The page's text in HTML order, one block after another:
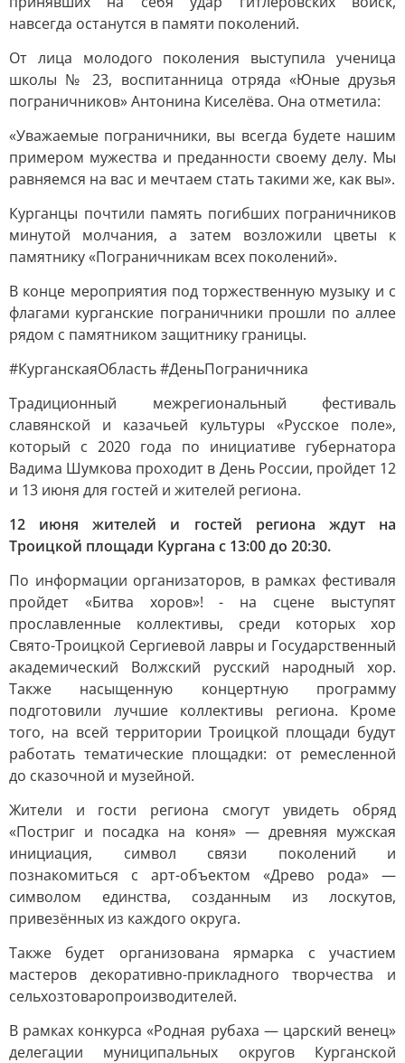
навсегда останутся в памяти поколений.
От лица молодого поколения выступила ученица
школы № 23, воспитанница отряда «Юные друзья
пограничников» Антонина Киселёва. Она отметила:
«Уважаемые пограничники, вы всегда будете нашим
примером мужества и преданности своему делу. Мы
равняемся на вас и мечтаем стать такими же, как вы».
Курганцы почтили память погибших пограничников
минутой молчания, а затем возложили цветы к
памятнику «Пограничникам всех поколений».
В конце мероприятия под торжественную музыку и с
флагами курганские пограничники прошли по аллее
рядом с памятником защитнику границы.
#КурганскаяОбласть #ДеньПограничника
Традиционный межрегиональный фестиваль
славянской и казачьей культуры «Русское поле»,
который с 2020 года по инициативе губернатора
Вадима Шумкова проходит в День России, пройдет 12
и 13 июня для гостей и жителей региона.
12 июня жителей и гостей региона ждут на
Троицкой площади Кургана с 13:00 до 20:30.
По информации организаторов, в рамках фестиваля
пройдет «Битва хоров»! - на сцене выступят
прославленные коллективы, среди которых хор
Свято-Троицкой Сергиевой лавры и Государственный
академический Волжский русский народный хор.
Также насыщенную концертную программу
подготовили лучшие коллективы региона. Кроме
того, на всей территории Троицкой площади будут
работать тематические площадки: от ремесленной
до сказочной и музейной.
Жители и гости региона смогут увидеть обряд
«Постриг и посадка на коня» — древняя мужская
инициация, символ связи поколений и
познакомиться с арт-объектом «Древо рода» —
символом единства, созданным из лоскутов,
привезённых из каждого округа.
Также будет организована ярмарка с участием
мастеров декоративно-прикладного творчества и
сельхозтоваропроизводителей.
В рамках конкурса «Родная рубаха — царский венец»
делегации муниципальных округов Курганской